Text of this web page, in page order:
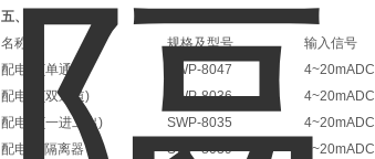
五、型号及规格
名称
规格及型号 输入信号
配电器(单通道)
SWP-8047 4~20mADC
配电器(双通道) SWP-8036 4~20mADC
配电器(一进二出)
SWP-8035 4~20mADC
配电器/隔离器
SWP-8039 4~20mADC